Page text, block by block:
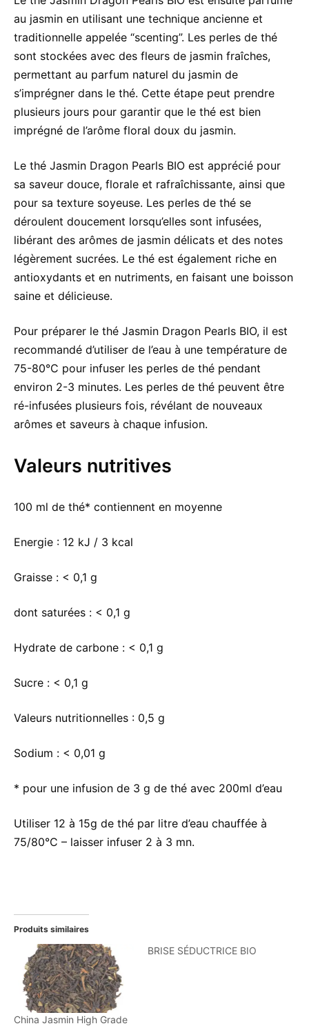
au jasmin en utilisant une technique ancienne et
traditionnelle appelée “scenting”. Les perles de thé
sont stockées avec des fleurs de jasmin fraîches,
permettant au parfum naturel du jasmin de
s’imprégner dans le thé. Cette étape peut prendre
plusieurs jours pour garantir que le thé est bien
imprégné de l’arôme floral doux du jasmin.
Le thé Jasmin Dragon Pearls BIO est apprécié pour
sa saveur douce, florale et rafraîchissante, ainsi que
pour sa texture soyeuse. Les perles de thé se
déroulent doucement lorsqu’elles sont infusées,
libérant des arômes de jasmin délicats et des notes
légèrement sucrées. Le thé est également riche en
antioxydants et en nutriments, en faisant une boisson
saine et délicieuse.
Pour préparer le thé Jasmin Dragon Pearls BIO, il est
recommandé d’utiliser de l’eau à une température de
75-80°C pour infuser les perles de thé pendant
environ 2-3 minutes. Les perles de thé peuvent être
ré-infusées plusieurs fois, révélant de nouveaux
arômes et saveurs à chaque infusion.
Valeurs nutritives
100 ml de thé* contiennent en moyenne
Energie : 12 kJ / 3 kcal
Graisse : < 0,1 g
dont saturées : < 0,1 g
Hydrate de carbone : < 0,1 g
Sucre : < 0,1 g
Valeurs nutritionnelles : 0,5 g
Sodium : < 0,01 g
* pour une infusion de 3 g de thé avec 200ml d’eau
Utiliser 12 à 15g de thé par litre d’eau chauffée à
75/80°C – laisser infuser 2 à 3 mn.
Produits similaires
China Jasmin High Grade
BRISE SÉDUCTRICE BIO